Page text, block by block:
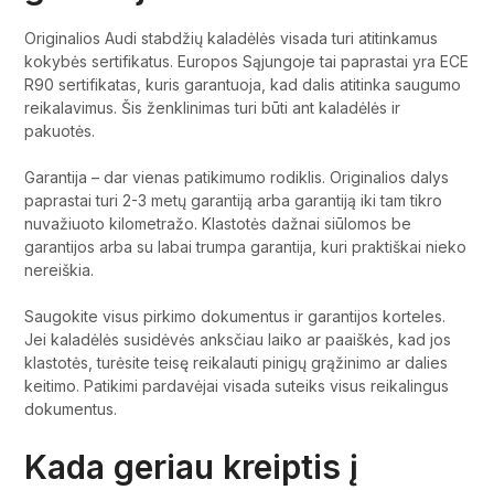
Originalios Audi stabdžių kaladėlės visada turi atitinkamus
kokybės sertifikatus. Europos Sąjungoje tai paprastai yra ECE
R90 sertifikatas, kuris garantuoja, kad dalis atitinka saugumo
reikalavimus. Šis ženklinimas turi būti ant kaladėlės ir
pakuotės.
Garantija – dar vienas patikimumo rodiklis. Originalios dalys
paprastai turi 2-3 metų garantiją arba garantiją iki tam tikro
nuvažiuoto kilometražo. Klastotės dažnai siūlomos be
garantijos arba su labai trumpa garantija, kuri praktiškai nieko
nereiškia.
Saugokite visus pirkimo dokumentus ir garantijos korteles.
Jei kaladėlės susidėvės anksčiau laiko ar paaiškės, kad jos
klastotės, turėsite teisę reikalauti pinigų grąžinimo ar dalies
keitimo. Patikimi pardavėjai visada suteiks visus reikalingus
dokumentus.
Kada geriau kreiptis į